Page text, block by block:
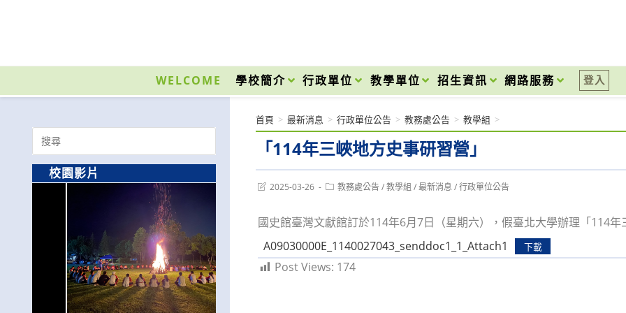
內
WELCOME 學校簡介 行政單位 教學單位 招生資訊 網路服務 登入
「114年三峽地方史事研習營」
首頁 > 最新消息 > 行政單位公告 > 教務處公告 > 教學組 >
Post2025-03-26
Post教務處公告 / 教學組 / 最新消息 / 行政單位公告
國史館臺灣文獻館訂於114年6月7日（星期六），假臺北大學辦理「114年
A09030000E_1140027043_senddoc1_1_Attach1
下載
Post Views: 174
Search
for:
校園影片